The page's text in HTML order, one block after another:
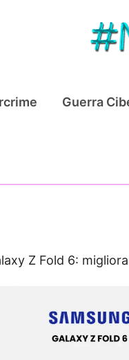
Guerra
Z Fold 6: